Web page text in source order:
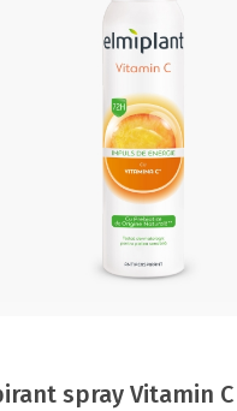
spray Vitamin